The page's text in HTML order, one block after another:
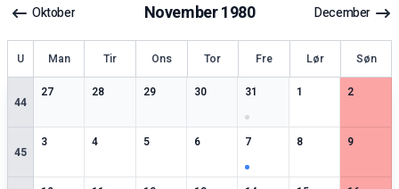
Oktober November1980 December
Uge Man Tir Ons Tor Fre Lør Søn
44
27
0særlige datoer
28
0særlige datoer
29
0særlige datoer
30
0særlige datoer
31
1særlige datoer
10 særlige datoer
2
0særlige
45
3
0særlige datoer
4
0særlige datoer
5
0særlige datoer
6
0særlige datoer
7
1særlige datoer
8
0særlige datoer
9
0særlige